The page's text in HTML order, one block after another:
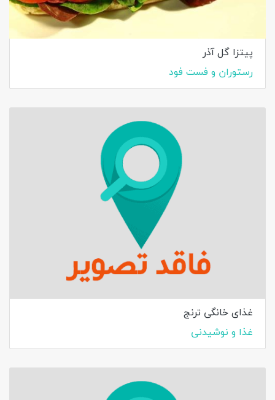
پیتزا گل آذر
رستوران و فست فود
غذای خانگی ترنج
غذا و نوشیدنی